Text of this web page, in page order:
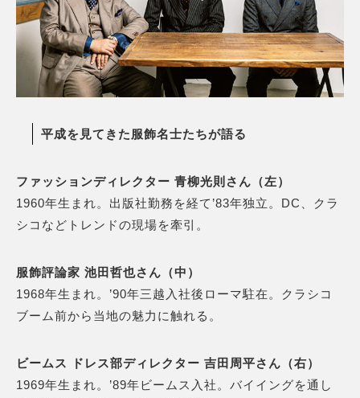
平成を見てきた服飾名士たちが語る
ファッションディレクター 青柳光則さん（左）
1960年生まれ。出版社勤務を経て’83年独立。DC、クラ
シコなどトレンドの現場を牽引。
服飾評論家 池田哲也さん（中）
1968年生まれ。’90年三越入社後ローマ駐在。クラシコ
ブーム前から当地の魅力に触れる。
ビームス ドレス部ディレクター 吉田周平さん（右）
1969年生まれ。’89年ビームス入社。バイイングを通し